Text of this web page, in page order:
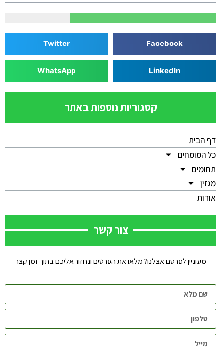
Facebook
Twitter
LinkedIn
WhatsApp
קטגוריות נוספות באתר
דף הבית
כל המומחים
תחומים
מגזין
אודות
צור קשר
מעוניין לפרסם אצלנו? מלאו את הפרטים ונחזור אליכם בתוך זמן קצר